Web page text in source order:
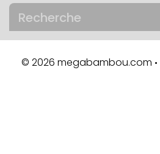
Recherche
© 2026 megabambou.com •